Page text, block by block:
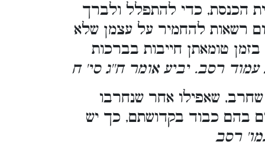
הכנסת, כדי להתפלל ולברך
רשאות להחמיר על עצמן שלא
טומאתן חייבות בברכות
עמוד רסב. יביע אומר ח''ג סי' ח
שחרב, שאפילו אחר שנחרבו
בהם כבוד בקדושתם, כך יש
רסב